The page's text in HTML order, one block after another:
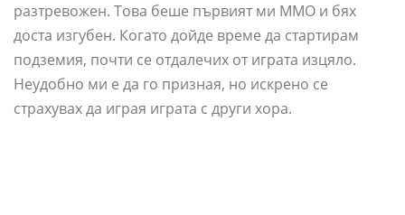
разтревожен. Това беше първият ми MMO и бях
доста изгубен. Когато дойде време да стартирам
подземия, почти се отдалечих от играта изцяло.
Неудобно ми е да го призная, но искрено се
страхувах да играя играта с други хора.